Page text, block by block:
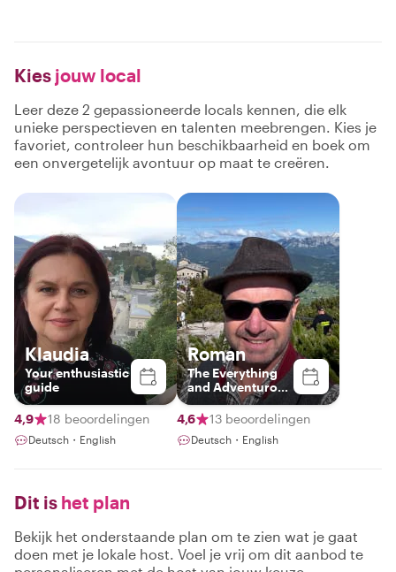
Kies jouw local
Leer deze 2 gepassioneerde locals kennen, die elk
unieke perspectieven en talenten meebrengen. Kies je
favoriet, controleer hun beschikbaarheid en boek om
een onvergetelijk avontuur op maat te creëren.
Klaudia
Your enthusiastic
guide
4,9 18 beoordelingen
Deutsch・English
Roman
The Everything
and Adventurous
Guide
4,6
13 beoordelingen
Deutsch・English
Dit is het plan
Bekijk het onderstaande plan om te zien wat je gaat
doen met je lokale host. Voel je vrij om dit aanbod te